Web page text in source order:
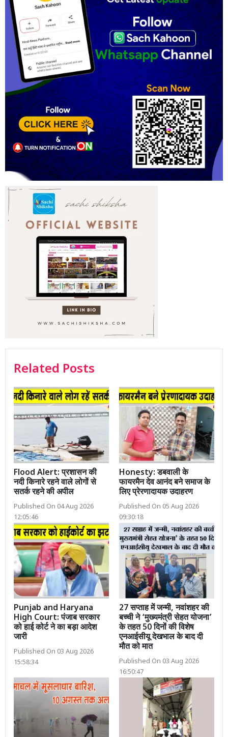
Related Posts
Flood Alert: प्रशासन की
नदी किनारे रहने वाले लोगों से
सतर्क रहने की अपील
Published On 04 Aug 2026
12:05:46
Honesty: डबवाली के
फायरमैन देव आनंद बने समाज के
लिए प्रेरणादायक उदाहरण
Published On 05 Aug 2026
09:30:18
Punjab and Haryana
High Court: पंजाब सरकार
को हाई कोर्ट ने का बड़ा आदेश
जारी
Published On 03 Aug 2026
15:58:34
27 सप्ताह में जन्मी, नवांशहर की
बच्ची ने ‘मुख्यमंत्री सेहत योजना’
के तहत 50 दिनों की विशेष
एनआईसीयू देखभाल के बाद दी
मौत को मात
Published On 03 Aug 2026
16:50:47